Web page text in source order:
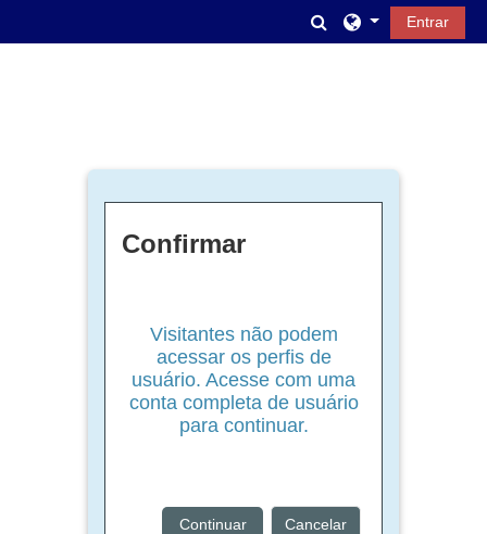
Alternar entrada
Entrar
Confirmar
Visitantes não podem
acessar os perfis de
usuário. Acesse com uma
conta completa de usuário
para continuar.
Continuar Cancelar